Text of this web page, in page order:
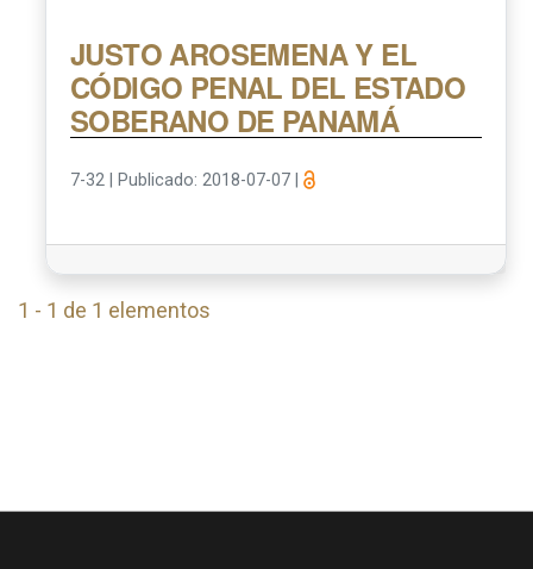
JUSTO AROSEMENA Y EL
CÓDIGO PENAL DEL ESTADO
SOBERANO DE PANAMÁ
7-32 Publicado: 2018-07-07
1 - 1 de 1 elementos